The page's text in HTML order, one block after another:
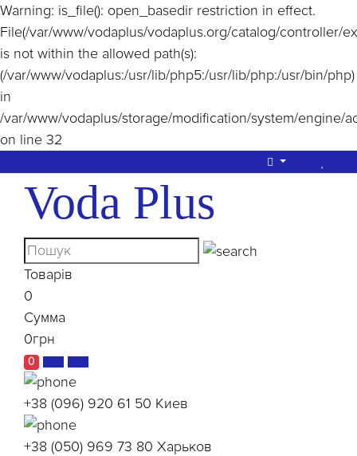
Warning: is_file(): open_basedir restriction in effect.
File(/var/www/vodaplus/vodaplus.org/catalog/controller/
is not within the allowed path(s):
(/var/www/vodaplus:/usr/lib/php5:/usr/lib/php:/usr/bin/php)
in
/var/www/vodaplus/storage/modification/system/engine/
on line 32
Voda Plus
Товарів
0
Сумма
0грн
0
+38 (096) 920 61 50 Киев
+38 (050) 969 73 80 Харьков